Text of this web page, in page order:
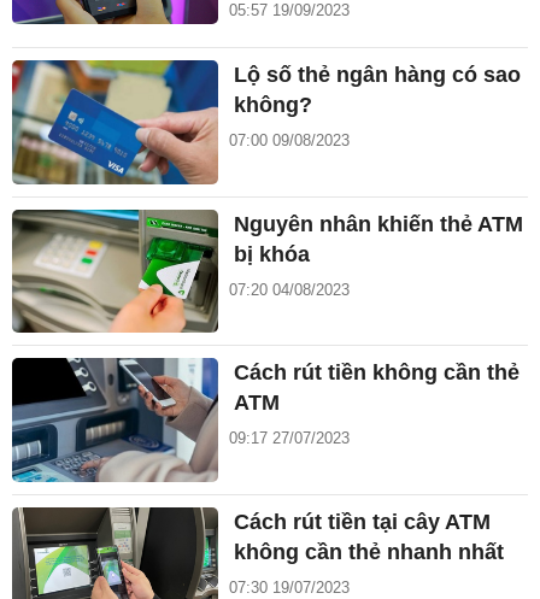
05:57 19/09/2023
Lộ số thẻ ngân hàng có sao
không?
07:00 09/08/2023
Nguyên nhân khiến thẻ ATM
bị khóa
07:20 04/08/2023
Cách rút tiền không cần thẻ
ATM
09:17 27/07/2023
Cách rút tiền tại cây ATM
không cần thẻ nhanh nhất
07:30 19/07/2023